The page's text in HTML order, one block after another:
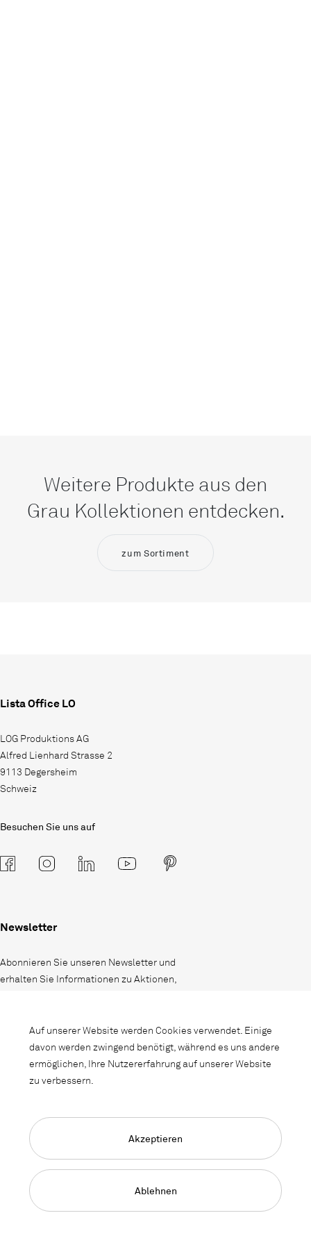
Weitere Produkte aus den
Grau Kollektionen entdecken.
zum Sortiment
Lista Office LO
LOG Produktions AG
Alfred Lienhard Strasse 2
9113 Degersheim
Schweiz
Besuchen Sie uns auf
Newsletter
Abonnieren Sie unseren Newsletter und
erhalten Sie Informationen zu Aktionen,
Language Navigation
Deutsch
Impressum AGB
Auf unserer Website werden Cookies verwendet. Einige
davon werden zwingend benötigt, während es uns andere
ermöglichen, Ihre Nutzererfahrung auf unserer Website
zu verbessern.
Ablehnen
Akzeptieren